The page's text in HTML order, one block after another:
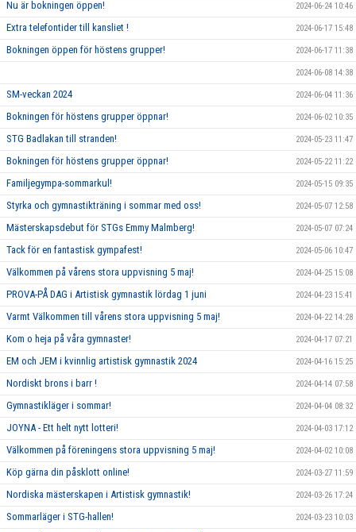
Nu är bokningen öppen! 2024-06-24 10:46
Extra telefontider till kansliet ! 2024-06-17 15:48
Bokningen öppen för höstens grupper! 2024-06-17 11:38
2024-06-08 14:38
SM-veckan 2024 2024-06-04 11:36
Bokningen för höstens grupper öppnar! 2024-06-02 10:35
STG Badlakan till stranden! 2024-05-23 11:47
Bokningen för höstens grupper öppnar! 2024-05-22 11:22
Familjegympa-sommarkul! 2024-05-15 09:35
Styrka och gymnastikträning i sommar med oss! 2024-05-07 12:58
Mästerskapsdebut för STGs Emmy Malmberg! 2024-05-07 07:24
Tack för en fantastisk gympafest! 2024-05-06 10:47
Välkommen på vårens stora uppvisning 5 maj! 2024-04-25 15:08
PROVA-PÅ DAG i Artistisk gymnastik lördag 1 juni 2024-04-23 15:41
Varmt Välkommen till vårens stora uppvisning 5 maj! 2024-04-22 14:28
Kom o heja på våra gymnaster! 2024-04-17 07:21
EM och JEM i kvinnlig artistisk gymnastik 2024 2024-04-16 15:25
Nordiskt brons i barr ! 2024-04-14 07:58
Gymnastikläger i sommar! 2024-04-04 08:32
JOYNA - Ett helt nytt lotteri! 2024-04-03 17:12
Välkommen på föreningens stora uppvisning 5 maj! 2024-04-02 10:08
Köp gärna din påsklott online! 2024-03-27 11:59
Nordiska mästerskapen i Artistisk gymnastik! 2024-03-26 17:24
Sommarläger i STG-hallen! 2024-03-23 10:03